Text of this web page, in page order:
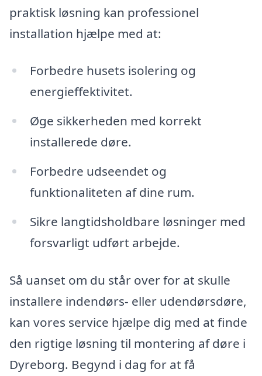
praktisk løsning kan professionel
installation hjælpe med at:
Forbedre husets isolering og
energieffektivitet.
Øge sikkerheden med korrekt
installerede døre.
Forbedre udseendet og
funktionaliteten af dine rum.
Sikre langtidsholdbare løsninger med
forsvarligt udført arbejde.
Så uanset om du står over for at skulle
installere indendørs- eller udendørsdøre,
kan vores service hjælpe dig med at finde
den rigtige løsning til montering af døre i
Dyreborg. Begynd i dag for at få